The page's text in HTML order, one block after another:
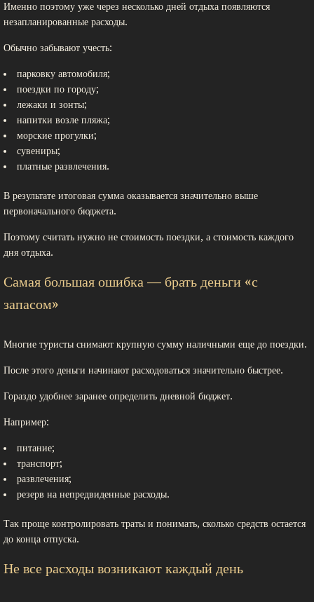
Именно поэтому уже через несколько дней отдыха появляются
незапланированные расходы.
Обычно забывают учесть:
парковку автомобиля;
поездки по городу;
лежаки и зонты;
напитки возле пляжа;
морские прогулки;
сувениры;
платные развлечения.
В результате итоговая сумма оказывается значительно выше
первоначального бюджета.
Поэтому считать нужно не стоимость поездки, а стоимость каждого
дня отдыха.
Самая большая ошибка — брать деньги «с
запасом»
Многие туристы снимают крупную сумму наличными еще до поездки.
После этого деньги начинают расходоваться значительно быстрее.
Гораздо удобнее заранее определить дневной бюджет.
Например:
питание;
транспорт;
развлечения;
резерв на непредвиденные расходы.
Так проще контролировать траты и понимать, сколько средств остается
до конца отпуска.
Не все расходы возникают каждый день